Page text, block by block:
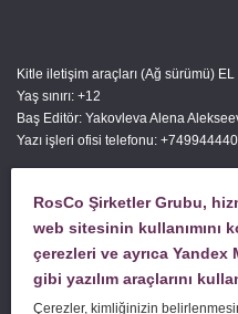
Kitle iletişim araçları (Ağ sürümü)
Yaş sınırı: +12
Baş Editör: Yakovleva Alena
Yazı işleri ofisi telefonu:
SORU SORUN
RosCo Şirketler Grubu,
web sitesinin kullanımını
çerezleri ve ayrıca
gibi yazılım araçlarını
Çerezler, kimliğinizin